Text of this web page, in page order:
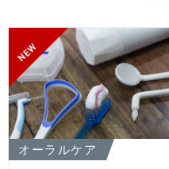
NEW
オーラルケア